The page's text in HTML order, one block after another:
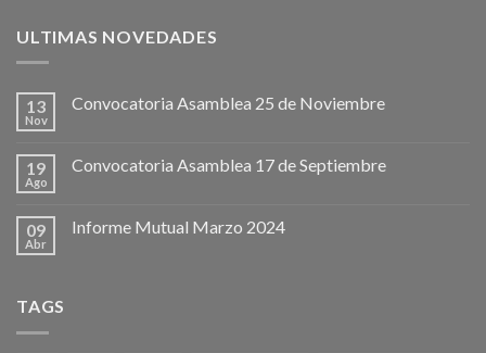
ULTIMAS NOVEDADES
13
Nov
Convocatoria Asamblea 25 de Noviembre
19
Ago
Convocatoria Asamblea 17 de Septiembre
09
Abr
Informe Mutual Marzo 2024
TAGS